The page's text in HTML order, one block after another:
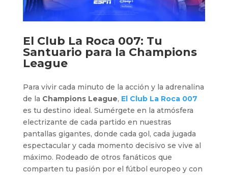
El Club La Roca 007: Tu
Santuario para la Champions
League
Para vivir cada minuto de la acción y la adrenalina
de la Champions League, El Club La Roca 007
es tu destino ideal. Sumérgete en la atmósfera
electrizante de cada partido en nuestras
pantallas gigantes, donde cada gol, cada jugada
espectacular y cada momento decisivo se vive al
máximo. Rodeado de otros fanáticos que
comparten tu pasión por el fútbol europeo y con